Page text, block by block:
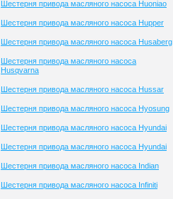
Шестерня привода масляного насоса Huoniao
Шестерня привода масляного насоса Hupper
Шестерня привода масляного насоса Husaberg
Шестерня привода масляного насоса
Husqvarna
Шестерня привода масляного насоса Hussar
Шестерня привода масляного насоса Hyosung
Шестерня привода масляного насоса Hyundai
Шестерня привода масляного насоса Hyundai
Шестерня привода масляного насоса Indian
Шестерня привода масляного насоса Infiniti